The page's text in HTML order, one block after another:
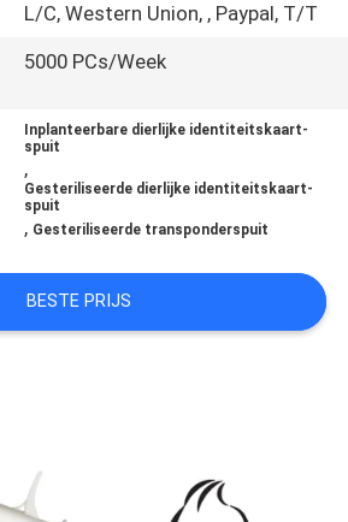
L/C, Western Union, , Paypal, T/T
5000 PCs/Week
Inplanteerbare dierlijke identiteitskaart-
spuit
,
Gesteriliseerde dierlijke identiteitskaart-
spuit
, Gesteriliseerde transponderspuit
BESTE PRIJS